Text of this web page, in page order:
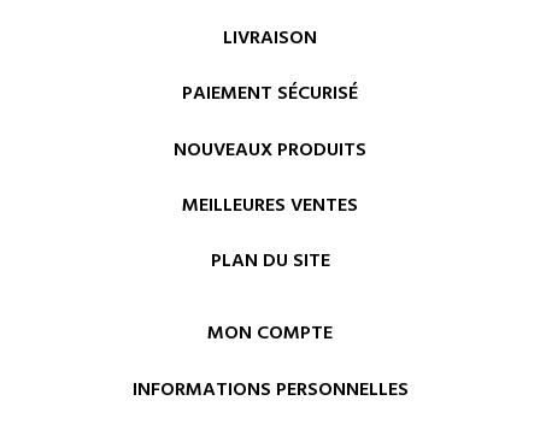
LIVRAISON
PAIEMENT SÉCURISÉ
NOUVEAUX PRODUITS
MEILLEURES VENTES
PLAN DU SITE
MON COMPTE
INFORMATIONS PERSONNELLES